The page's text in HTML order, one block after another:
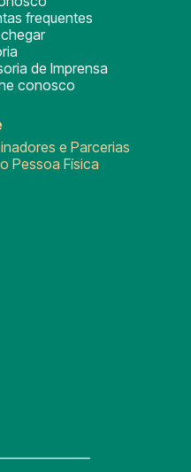
frequentes
de Imprensa
conosco
e Parcerias
Pessoa Física